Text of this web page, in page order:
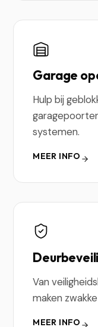
Garage
Hulp bij
systemen.
MEER INFO
Van
maken
MEER INFO